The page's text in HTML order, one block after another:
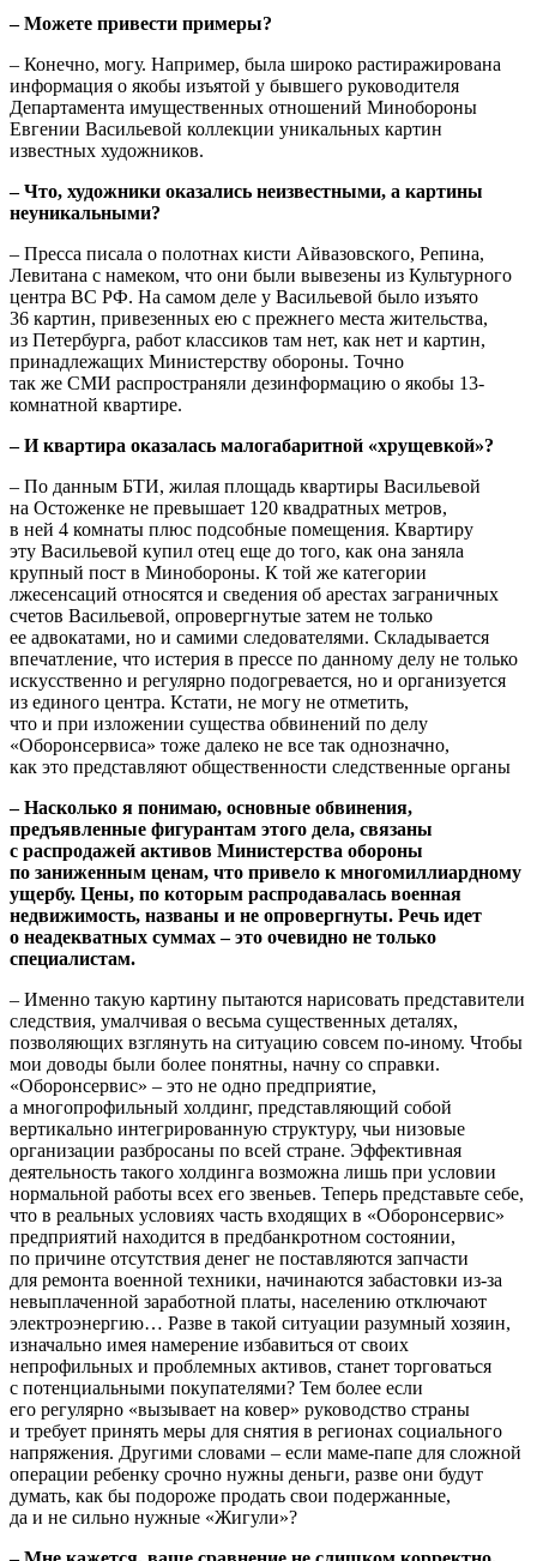
– Можете привести примеры?
– Конечно, могу. Например, была широко растиражирована
информация о якобы изъятой y бывшего руководителя
Департамента имущественных отношений Минобороны
Евгении Васильевой коллекции уникальных картин
известных художников.
– Что, художники оказались неизвестными, а картины
неуникальными?
– Пресса писала о полотнах кисти Айвазовского, Репина,
Левитана с намеком, что они были вывезены из Культурного
центра ВС РФ. На самом деле у Васильевой было изъято
36 картин, привезенных ею с прежнего места жительства,
из Петербурга, работ классиков там нет, как нет и картин,
принадлежащих Министерству обороны. Точно
так же СМИ распространяли дезинформацию о якобы 13-
комнатной квартире.
– И квартира оказалась малогабаритной «хрущевкой»?
– По данным БТИ, жилая площадь квартиры Васильевой
на Остоженке не превышает 120 квадратных метров,
в ней 4 комнаты плюс подсобные помещения. Квартиру
эту Васильевой купил отец еще до того, как она заняла
крупный пост в Минобороны. К той же категории
лжесенсаций относятся и сведения об арестах заграничных
счетов Васильевой, опровергнутые затем не только
ее адвокатами, но и самими следователями. Складывается
впечатление, что истерия в прессе по данному делу не только
искусственно и регулярно подогревается, но и организуется
из единого центра. Кстати, не могу не отметить,
что и при изложении существа обвинений по делу
«Оборонсервиса» тоже далеко не все так однозначно,
как это представляют общественности следственные органы
– Насколько я понимаю, основные обвинения,
предъявленные фигурантам этого дела, связаны
с распродажей активов Министерства обороны
по заниженным ценам, что привело к многомиллиардному
ущербу. Цены, по которым распродавалась военная
недвижимость, названы и не опровергнуты. Речь идет
о неадекватных суммах – это очевидно не только
специалистам.
– Именно такую картину пытаются нарисовать представители
следствия, умалчивая o весьма существенных деталях,
позволяющих взглянуть на ситуацию совсем по-иному. Чтобы
мои доводы были более понятны, начну со справки.
«Оборонсервис» – это не одно предприятие,
а многопрофильный холдинг, представляющий собой
вертикально интегрированную структуру, чьи низовые
организации разбросаны по всей стране. Эффективная
деятельность такого холдинга возможна лишь при условии
нормальной работы всех его звеньев. Теперь представьте себе,
что в реальных условиях часть входящих в «Оборонсервис»
предприятий находится в предбанкротном состоянии,
по причине отсутствия денег не поставляются запчасти
для ремонта военной техники, начинаются забастовки из-за
невыплаченной заработной платы, населению отключают
электроэнергию… Разве в такой ситуации разумный хозяин,
изначально имея намерение избавиться от своих
непрофильных и проблемных активов, станет торговаться
c потенциальными покупателями? Тем более если
его регулярно «вызывает на ковер» руководство страны
и требует принять меры для снятия в регионах социального
напряжения. Другими словами – если маме-папе для сложной
операции ребенку срочно нужны деньги, разве они будут
думать, как бы подороже продать свои подержанные,
да и не сильно нужные «Жигули»?